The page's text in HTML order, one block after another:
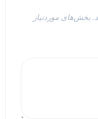
بخش‌های موردنیاز